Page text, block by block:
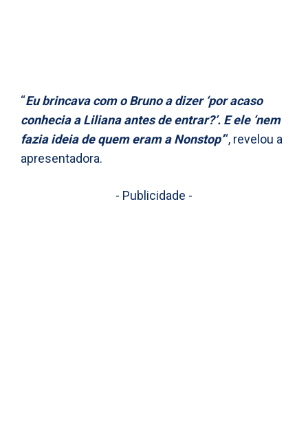
“Eu brincava com o Bruno a dizer ‘por acaso
conhecia a Liliana antes de entrar?’. E ele ‘nem
fazia ideia de quem eram a Nonstop’“, revelou a
apresentadora.
- Publicidade -